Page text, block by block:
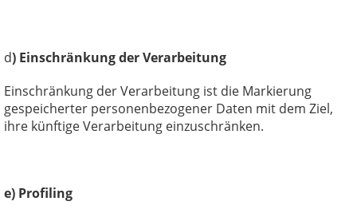
d) Einschränkung der Verarbeitung
Einschränkung der Verarbeitung ist die Markierung
gespeicherter personenbezogener Daten mit dem Ziel,
ihre künftige Verarbeitung einzuschränken.
e) Profiling